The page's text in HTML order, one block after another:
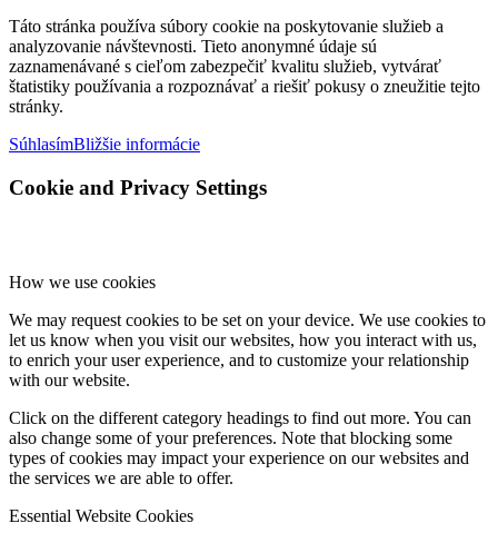
Táto stránka používa súbory cookie na poskytovanie služieb a
analyzovanie návštevnosti. Tieto anonymné údaje sú
zaznamenávané s cieľom zabezpečiť kvalitu služieb, vytvárať
štatistiky používania a rozpoznávať a riešiť pokusy o zneužitie tejto
stránky.
SúhlasímBližšie informácie
Cookie and Privacy Settings
How we use cookies
We may request cookies to be set on your device. We use cookies to
let us know when you visit our websites, how you interact with us,
to enrich your user experience, and to customize your relationship
with our website.
Click on the different category headings to find out more. You can
also change some of your preferences. Note that blocking some
types of cookies may impact your experience on our websites and
the services we are able to offer.
Essential Website Cookies